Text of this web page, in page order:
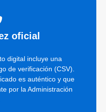
oficial
digital incluye una
de verificación (CSV).
es auténtico y que
por la Administración